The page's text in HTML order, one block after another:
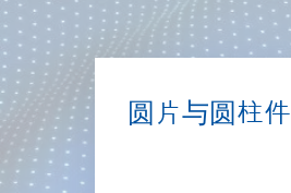
圆片与圆柱件